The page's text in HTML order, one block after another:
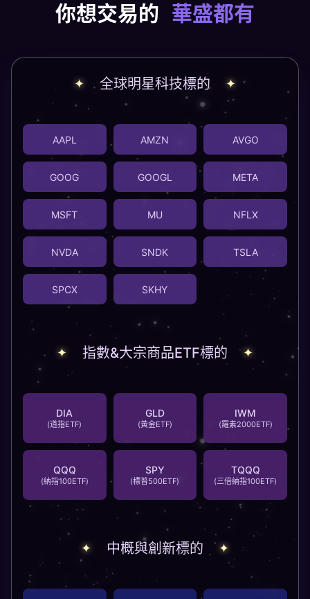
你想交易的 華盛都有
全球明星科技標的
AAPL AMZN AVGO
GOOG GOOGL META
MSFT MU NFLX
NVDA SNDK TSLA
SPCX SKHY
指數&大宗商品ETF標的
DIA
(道指ETF)
GLD
(黃金ETF)
IWM
(羅素2000ETF)
QQQ
(納指100ETF)
SPY
(標普500ETF)
TQQQ
(三倍納指100ETF)
中概與創新標的